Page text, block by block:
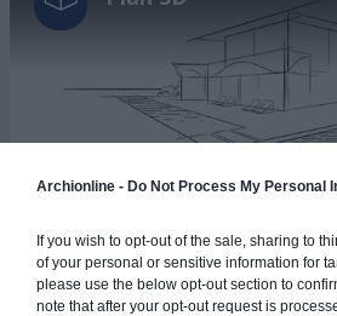
Archionline - Do Not Process My Personal
If you wish to opt-out of the sale, sharing to
of your personal or sensitive information for
please use the below opt-out section to
note that after your opt-out request is
Maison Nala